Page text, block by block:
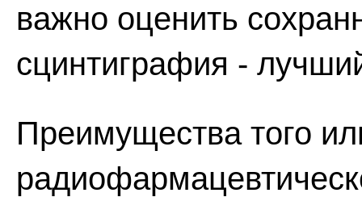
важно оценить
сцинтиграфия -
Преимущества того